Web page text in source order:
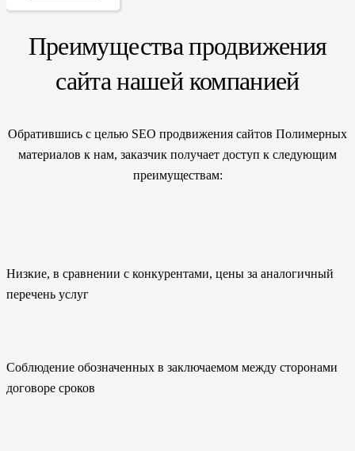
Преимущества продвижения
сайта нашей компанией
Обратившись с целью SEO продвижения сайтов Полимерных
материалов к нам, заказчик получает доступ к следующим
преимуществам:
Низкие, в сравнении с конкурентами, цены за аналогичный
перечень услуг
Соблюдение обозначенных в заключаемом между сторонами
договоре сроков